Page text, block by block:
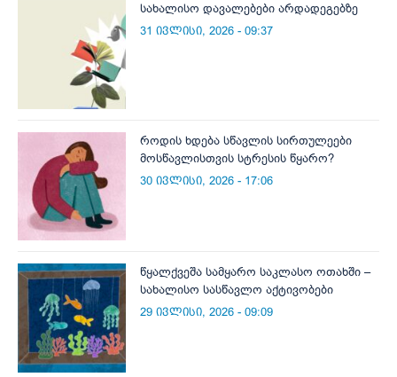
სახალისო დავალებები არდადეგებზე
31 ივლისი, 2026 - 09:37
როდის ხდება სწავლის სირთულეები
მოსწავლისთვის სტრესის წყარო?
30 ივლისი, 2026 - 17:06
წყალქვეშა სამყარო საკლასო ოთახში –
სახალისო სასწავლო აქტივობები
29 ივლისი, 2026 - 09:09